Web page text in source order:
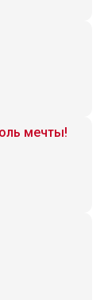
мечты!